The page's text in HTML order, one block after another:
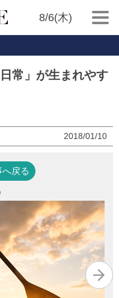
8/6(木)
常」が生まれやす
2018/01/10
戻る